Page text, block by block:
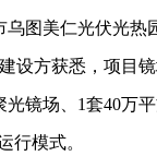
图美仁光伏光热
方获悉，项目镜
镜场、1套40万
行模式。